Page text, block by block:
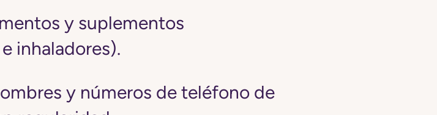
y suplementos
inhaladores).
y números de teléfono de